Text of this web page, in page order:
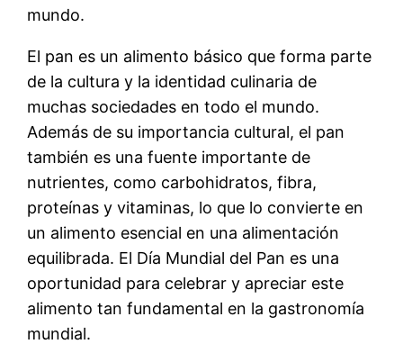
mundo.
El pan es un alimento básico que forma parte
de la cultura y la identidad culinaria de
muchas sociedades en todo el mundo.
Además de su importancia cultural, el pan
también es una fuente importante de
nutrientes, como carbohidratos, fibra,
proteínas y vitaminas, lo que lo convierte en
un alimento esencial en una alimentación
equilibrada. El Día Mundial del Pan es una
oportunidad para celebrar y apreciar este
alimento tan fundamental en la gastronomía
mundial.